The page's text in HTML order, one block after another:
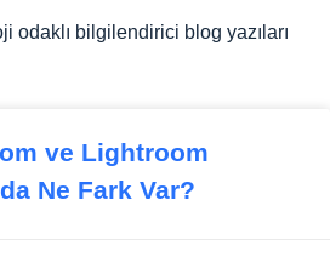
odaklı bilgilendirici blog yazıları
ve Lightroom
Ne Fark Var?